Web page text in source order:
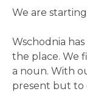
We are
Wschodnia
the place. We
a noun. With
present but to